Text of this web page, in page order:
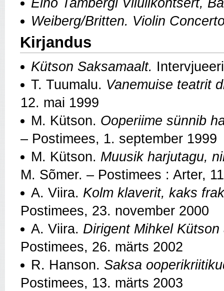
Eino Tambergi Viiulikontsert,
Weiberg/Britten. Violin
Kirjandus
Kütson Saksamaalt.
T. Tuumalu. Vanemuise teatrit
12. mai 1999
M. Kütson. Ooperiime sünnib
– Postimees, 1. september 1999
M. Kütson. Muusik harjutagu,
M. Sõmer. – Postimees : Arter,
A. Viira. Kolm klaverit, kaks
Postimees, 23. november 2000
A. Viira. Dirigent Mihkel
Postimees, 26. märts 2002
R. Hanson. Saksa
Postimees, 13. märts 2003